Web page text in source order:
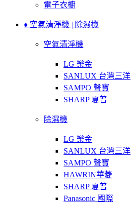
電子衣櫥
♦ 空氣清淨機 | 除濕機
空氣清淨機
LG 樂金
SANLUX 台灣三洋
SAMPO 聲寶
SHARP 夏普
除濕機
LG 樂金
SANLUX 台灣三洋
SAMPO 聲寶
HAWRIN華菱
SHARP 夏普
Panasonic 國際